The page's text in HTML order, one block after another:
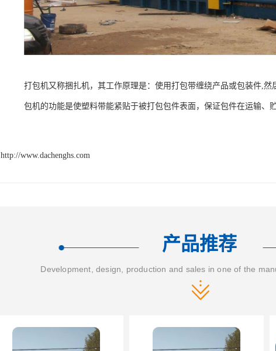
打包机又称捆扎机，其工作原理是：使用打包带缠绕产品或包装件,
包机的功能是使塑料带能紧贴于被打包包件表面，保证包件在运输、
http://www.dachenghs.com
产品推荐
Development, design, production and sales in one of the